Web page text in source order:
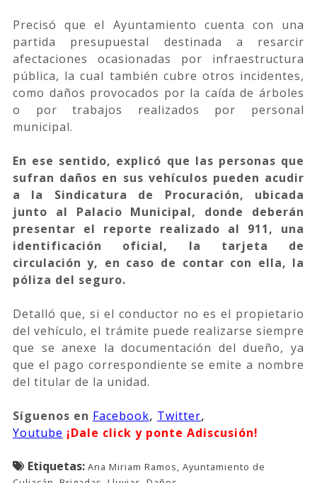
Precisó que el Ayuntamiento cuenta con una
partida presupuestal destinada a resarcir
afectaciones ocasionadas por infraestructura
pública, la cual también cubre otros incidentes,
como daños provocados por la caída de árboles
o por trabajos realizados por personal
municipal.
En ese sentido, explicó que las personas que
sufran daños en sus vehículos pueden acudir
a la Sindicatura de Procuración, ubicada
junto al Palacio Municipal, donde deberán
presentar el reporte realizado al 911, una
identificación oficial, la tarjeta de
circulación y, en caso de contar con ella, la
póliza del seguro.
Detalló que, si el conductor no es el propietario
del vehículo, el trámite puede realizarse siempre
que se anexe la documentación del dueño, ya
que el pago correspondiente se emite a nombre
del titular de la unidad.
Síguenos en Facebook, Twitter,
Youtube ¡Dale click y ponte Adiscusión!
Etiquetas: Ana Miriam Ramos, Ayuntamiento de